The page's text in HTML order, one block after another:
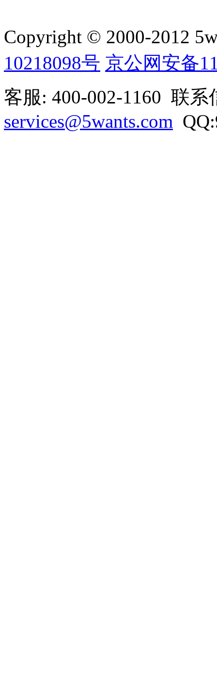
Copyright © 2000-2012
10218098号 京公网安备
客服: 400-002-1160 联系
services@5wants.com